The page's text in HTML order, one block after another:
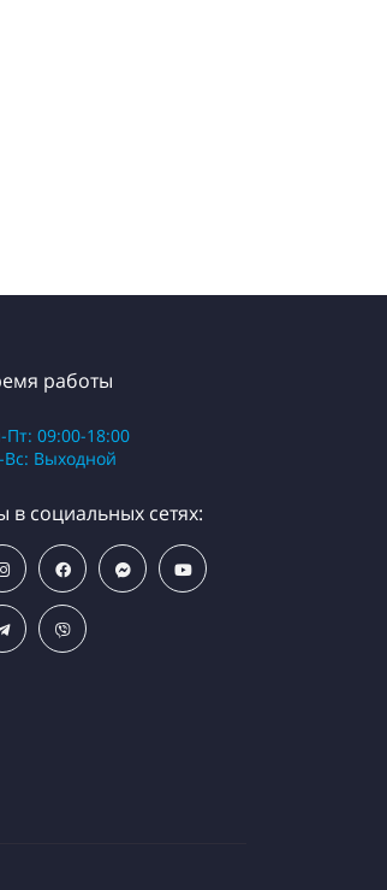
работы
Пт: 09:00-18:00
Вс: Выходной
в социальных сетях: